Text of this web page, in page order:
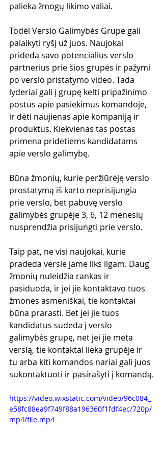
palieka žmogų likimo valiai.
Todėl Verslo Galimybės Grupė gali
palaikyti ryšį už juos. Naujokai
prideda savo potencialius verslo
partnerius prie šios grupės ir pažymi
po verslo pristatymo video. Tada
lyderiai gali į grupę kelti pripažinimo
postus apie pasiekimus komandoje,
ir dėti naujienas apie kompaniją ir
produktus. Kiekvienas tas postas
primena pridėtiems kandidatams
apie verslo galimybę.
Būna žmonių, kurie peržiūrėję verslo
prostatymą iš karto neprisijungia
prie verslo, bet pabuvę verslo
galimybės grupėje 3, 6, 12 mėnesių
nusprendžia prisijungti prie verslo.
Taip pat, ne visi naujokai, kurie
pradeda versle jame liks ilgam. Daug
žmonių nuleidžia rankas ir
pasiduoda, ir jei jie kontaktavo tuos
žmones asmeniškai, tie kontaktai
būna prarasti. Bet jei jie tuos
kandidatus sudeda į verslo
galimybės grupę, net jei jie meta
verslą, tie kontaktai lieka grupėje ir
tu arba kiti komandos nariai gali juos
sukontaktuoti ir pasirašyti į komandą.
https://video.wixstatic.com/video/96c084_
e58fc88ea9f749f88a196360f1fdf4ec/720p/
mp4/file.mp4